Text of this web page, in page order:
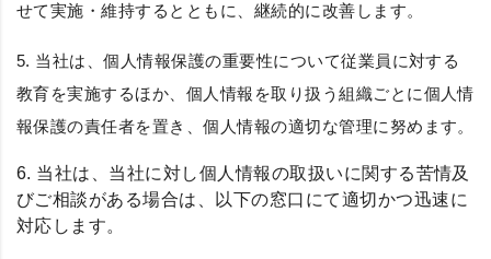
せて実施・維持するとともに、継続的に改善します。
5. 当社は、個人情報保護の重要性について従業員に対する
教育を実施するほか、個人情報を取り扱う組織ごとに個人情
報保護の責任者を置き、個人情報の適切な管理に努めます。
6. 当社は、当社に対し個人情報の取扱いに関する苦情及
びご相談がある場合は、以下の窓口にて適切かつ迅速に
対応します。